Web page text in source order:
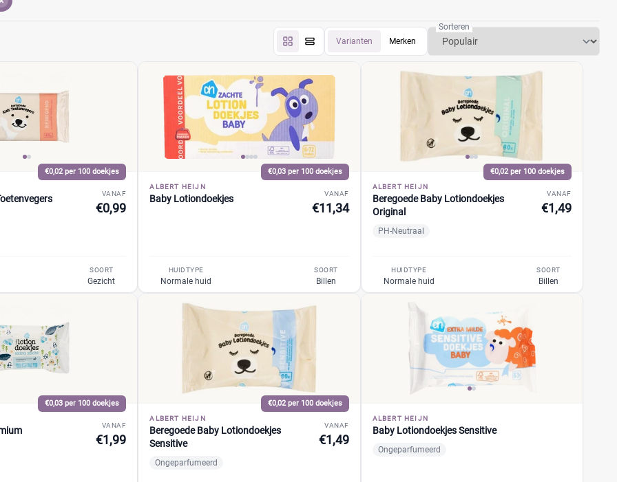
Varianten Merken
Sorteren
€0,02 per 100 doekjes
VANAF
€0,99
SOORT
Gezicht
€0,03 per 100 doekjes
ALBERT HEIJN
Baby Lotiondoekjes VANAF
€11,34
HUIDTYPE
Normale huid
SOORT
Billen
€0,02 per 100 doekjes
ALBERT HEIJN
Beregoede Baby Lotiondoekjes
Original
VANAF
€1,49
PH-Neutraal
HUIDTYPE
Normale huid
SOORT
Billen
€0,03 per 100 doekjes
VANAF
€1,99
€0,02 per 100 doekjes
ALBERT HEIJN
Beregoede Baby Lotiondoekjes
Sensitive
VANAF
€1,49
Ongeparfumeerd
ALBERT HEIJN
Baby Lotiondoekjes Sensitive
Ongeparfumeerd